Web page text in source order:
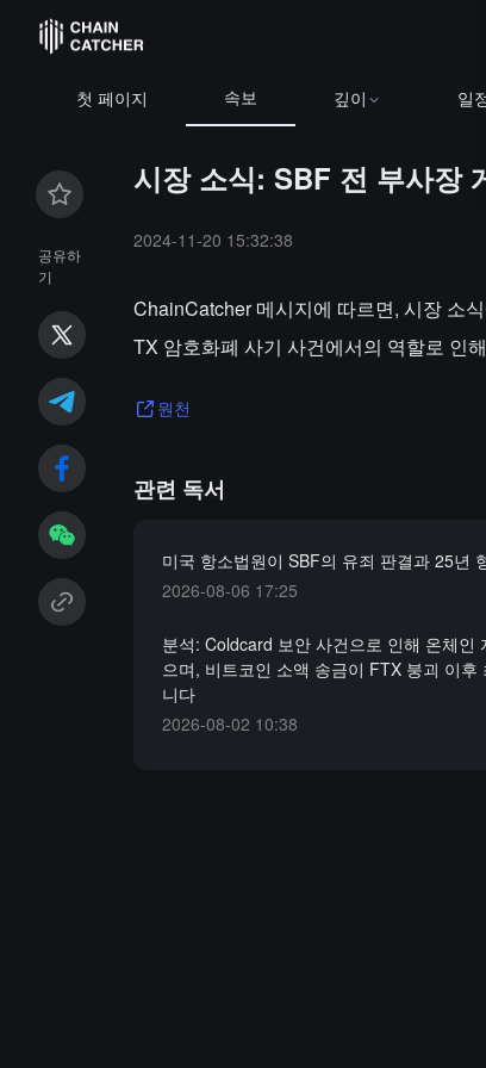
첫 페이지 속보 깊이 일
공유하
기
시장 소식: SBF 전 부사장
2024-11-20 15:32:38
ChainCatcher 메시지에 따르면, 시장 소
TX 암호화폐 사기 사건에서의 역할로 인
원천
관련 독서
미국 항소법원이 SBF의 유죄 판결과 25년
2026-08-06 17:25
분석: Coldcard 보안 사건으로 인해 온체인
으며, 비트코인 소액 송금이 FTX 붕괴 이후
니다
2026-08-02 10:38